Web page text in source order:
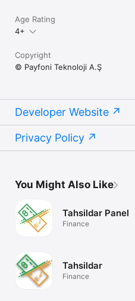
Age Rating
4+
Copyright
© Payfoni Teknoloji A.Ş
Developer Website
Privacy Policy
You Might Also Like
Tahsildar Panel
Finance
Tahsildar
Finance